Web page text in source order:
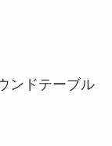
ンドテーブル